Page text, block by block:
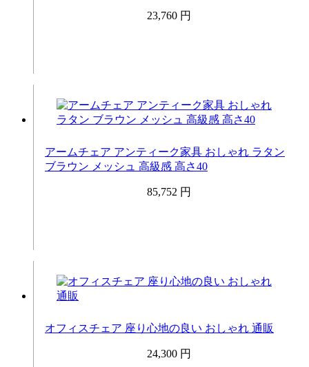
23,760 円
アームチェア アンティーク家具 おしゃれ ラタン
ブラウン メッシュ 高級感 高さ40
85,752 円
オフィスチェア 座り心地の良い おしゃれ 通販
24,300 円